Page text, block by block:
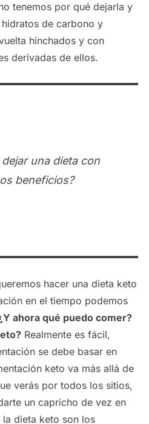
tenemos por qué dejarla y
de carbono y
hinchados y con
derivadas de ellos.
una dieta con
beneficios?
hacer una dieta keto
en el tiempo podemos
ahora qué puedo comer?
Realmente es fácil,
se debe basar en
keto va más allá de
verás por todos los sitios,
un capricho de vez en
dieta keto son los